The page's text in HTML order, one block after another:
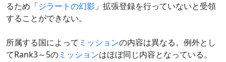
るため「ジラートの幻影 」拡張登録を行っていないと受領
することができない。
所属する国によって ミッションの内容は異なる。例外とし
てRank3～5のミッションはほぼ同じ内容となっている。